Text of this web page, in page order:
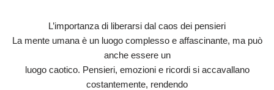
L’importanza di liberarsi dal caos dei pensieri
La mente umana è un luogo complesso e affascinante, ma può
anche essere un
luogo caotico. Pensieri, emozioni e ricordi si accavallano
costantemente, rendendo